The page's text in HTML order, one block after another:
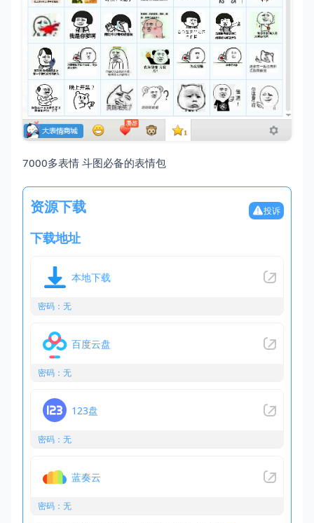
7000多表情 斗图必备的表情包
资源下载 投诉
下载地址
本地下载
密码：无
百度云盘
密码：无
123盘
密码：无
蓝奏云
密码：无